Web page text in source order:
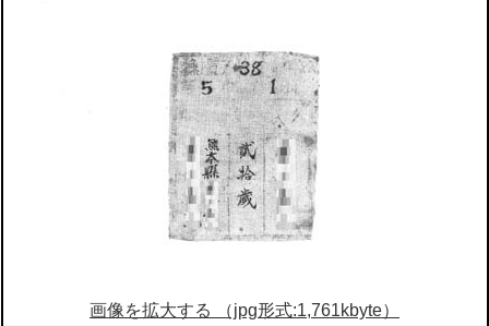
画像を拡大する （jpg形式:1,761kbyte）